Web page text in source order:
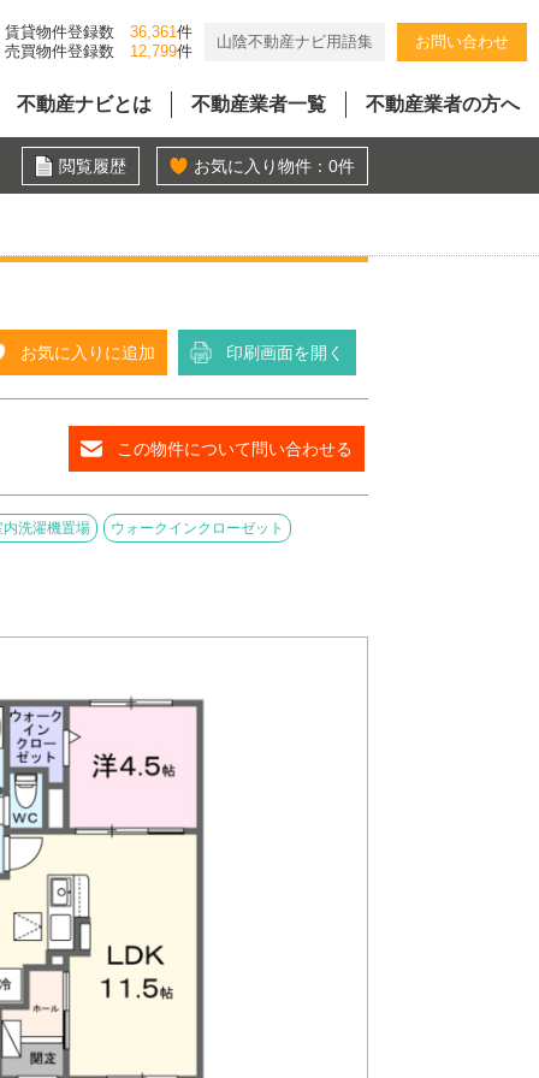
賃貸物件登録数 36,361件
売買物件登録数
12,799件
山陰不動産ナビ用語集 お問い合わせ
不動産ナビとは 不動産業者一覧 不動産業者の方へ
閲覧履歴 お気に入り物件： 0件
お気に入りに追加 印刷画面を開く
この物件について問い合わせる
内洗濯機置場 ウォークインクローゼット